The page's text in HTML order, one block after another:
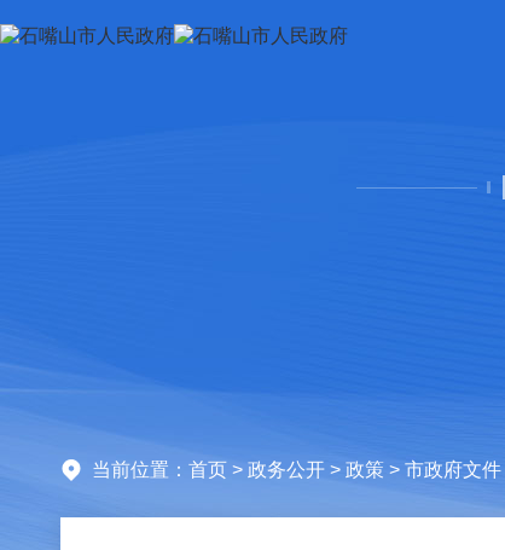
当前位置： 首页 > 政务公开 > 政策 > 市政府文件